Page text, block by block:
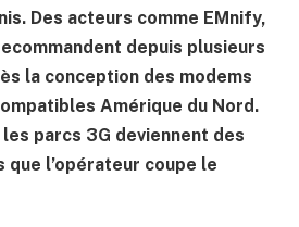
Des acteurs comme EMnify,
depuis plusieurs
la conception des modems
Amérique du Nord.
parcs 3G deviennent des
l’opérateur coupe le